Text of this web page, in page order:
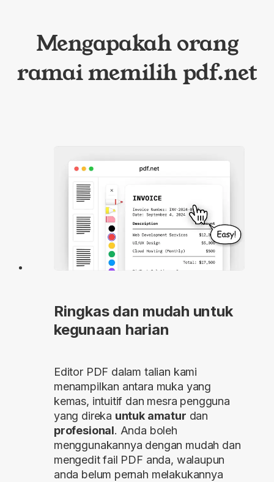
Mengapakah orang
ramai memilih pdf.net
Ringkas dan mudah untuk
kegunaan harian
Editor PDF dalam talian kami
menampilkan antara muka yang
kemas, intuitif dan mesra pengguna
yang direka untuk amatur dan
profesional. Anda boleh
menggunakannya dengan mudah dan
mengedit fail PDF anda, walaupun
anda belum pernah melakukannya